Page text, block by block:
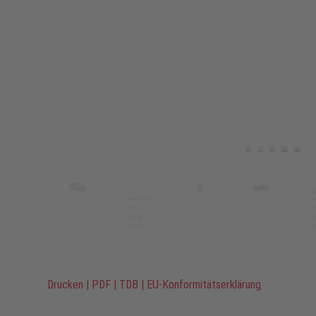
Drucken | PDF | TDB | EU-Konformitätserklärung